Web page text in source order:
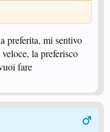
preferita, mi sentivo
la preferisco
fare